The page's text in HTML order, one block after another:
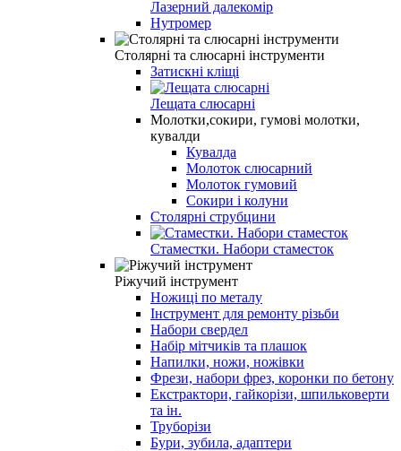
Лазерний далекомір
Нутромер
Столярні та слюсарні інструменти
Затискні кліщі
Лещата слюсарні
Молотки,сокири, гумові молотки,
кувалди
Кувалда
Молоток слюсарний
Молоток гумовий
Сокири і колуни
Столярні струбцини
Стаместки. Набори стаместок
Ріжучий інструмент
Ножиці по металу
Інструмент для ремонту різьби
Набори свердел
Набір мітчиків та плашок
Напилки, ножи, ножівки
Фрези, набори фрез, коронки по бетону
Екстрактори, гайкорізи, шпильковерти
та ін.
Труборізи
Бури, зубила, адаптери